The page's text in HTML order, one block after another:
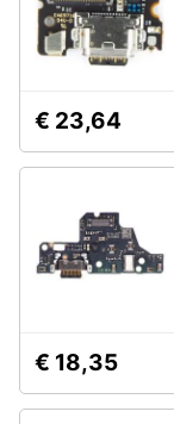
€ 23,64
€ 18,35